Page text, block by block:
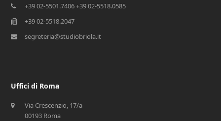
+39 02-5501.7406 +39 02-5518.0585
+39 02-5518.2047
segreteria@studiobriola.it
Uffici di Roma
Via Crescenzio, 17/a
00193 Roma